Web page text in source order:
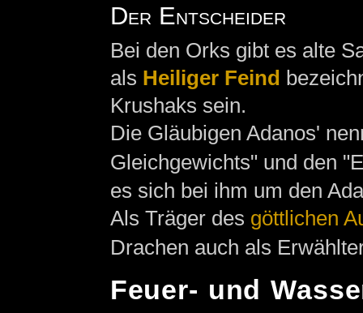
Der Entscheider
Bei den Orks gibt es alte
als Heiliger Feind
Krushaks sein.
Die Gläubigen Adanos'
Gleichgewichts" und den
es sich bei ihm um den
Als Träger des göttlichen
Drachen auch als
Feuer- und